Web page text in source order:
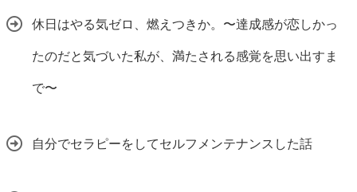
休日はやる気ゼロ、燃えつきか。〜達成感が恋しかっ
たのだと気づいた私が、満たされる感覚を思い出すま
で〜
自分でセラピーをしてセルフメンテナンスした話